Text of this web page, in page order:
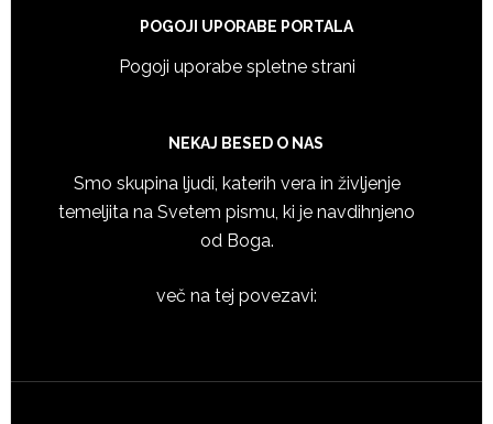
POGOJI UPORABE PORTALA
Pogoji uporabe spletne strani
NEKAJ BESED O NAS
Smo skupina ljudi, katerih vera in življenje
temeljita na Svetem pismu, ki je navdihnjeno
od Boga.
več na tej povezavi: